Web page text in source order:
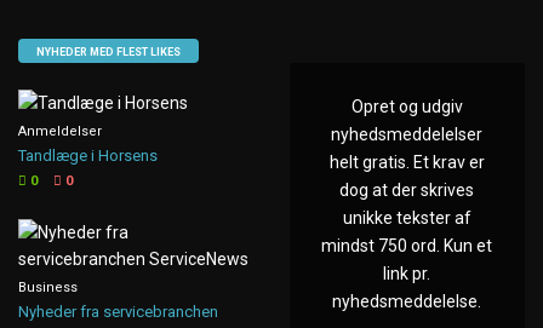
NYHEDER MED FLEST LIKES
Anmeldelser
Tandlæge i Horsens
0 0
Business
Nyheder fra servicebranchen
Opret og udgiv
nyhedsmeddelelser
helt gratis. Et krav er
dog at der skrives
unikke tekster af
mindst 750 ord. Kun et
link pr.
nyhedsmeddelelse.